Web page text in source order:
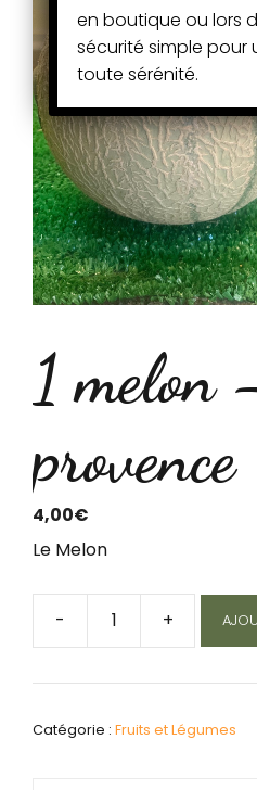
1 melon
provence
4,00€
Le Melon
-
melon
+
Catégorie : Fruits et Légumes
en boutique ou lors
sécurité simple pour
toute sérénité.